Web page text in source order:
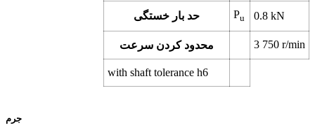
حد بار خستگی Pu 0.8 kN
محدود کردن سرعت 3 750 r/min
with shaft tolerance h6
جرم